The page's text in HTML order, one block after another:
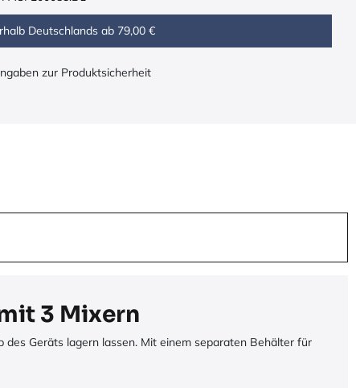
Deutschlands ab 79,00 €
zur Produktsicherheit
3 Mixern
Geräts lagern lassen. Mit einem separaten Behälter für